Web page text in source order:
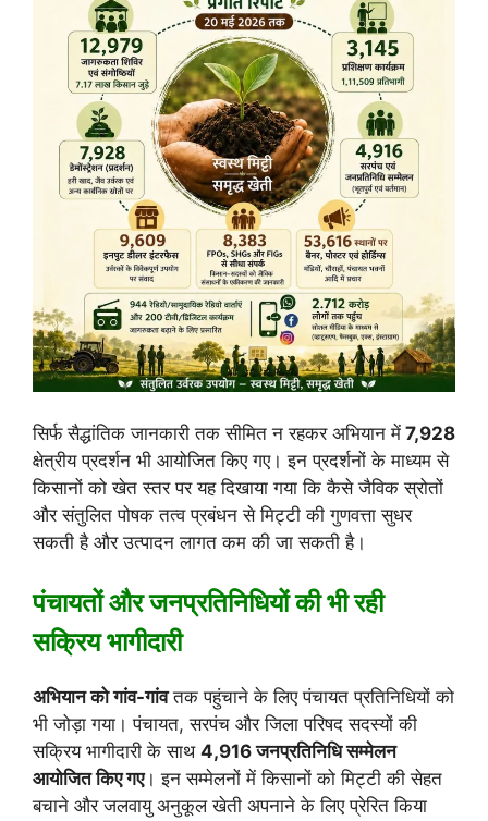
सिर्फ सैद्धांतिक जानकारी तक सीमित न रहकर अभियान में 7,928
क्षेत्रीय प्रदर्शन भी आयोजित किए गए। इन प्रदर्शनों के माध्यम से
किसानों को खेत स्तर पर यह दिखाया गया कि कैसे जैविक स्रोतों
और संतुलित पोषक तत्व प्रबंधन से मिट्टी की गुणवत्ता सुधर
सकती है और उत्पादन लागत कम की जा सकती है।
पंचायतों और जनप्रतिनिधियों की भी रही
सक्रिय भागीदारी
अभियान को गांव-गांवतक पहुंचाने के लिए पंचायत प्रतिनिधियों को
भी जोड़ा गया। पंचायत, सरपंच और जिला परिषद सदस्यों की
सक्रिय भागीदारी के साथ 4,916 जनप्रतिनिधि सम्मेलन
आयोजित किए गए। इन सम्मेलनों में किसानों को मिट्टी की सेहत
बचाने और जलवायु अनुकूल खेती अपनाने के लिए प्रेरित किया